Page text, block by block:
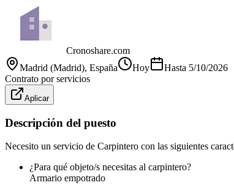
Cronoshare.com
Madrid (Madrid), España Hoy Hasta 5/10/2026
Contrato por servicios
Aplicar
Descripción del puesto
Necesito un servicio de Carpintero con las siguientes
¿Para qué objeto/s necesitas al carpintero?
Armario empotrado